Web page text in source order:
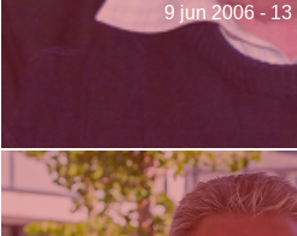
9 jun 2006 -